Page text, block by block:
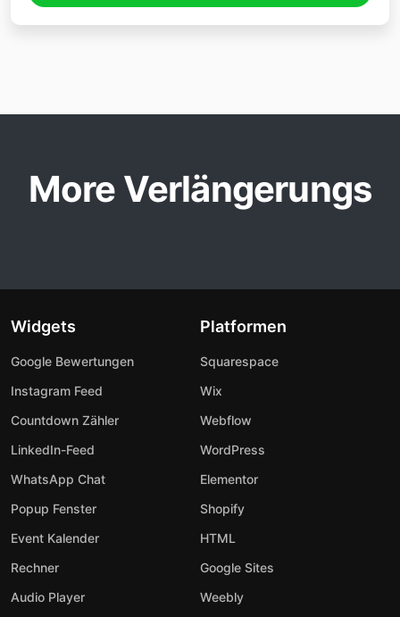
More Verlängerungs
Widgets
Google Bewertungen
Instagram Feed
Countdown Zähler
LinkedIn-Feed
WhatsApp Chat
Popup Fenster
Event Kalender
Rechner
Audio Player
Platformen
Squarespace
Wix
Webflow
WordPress
Elementor
Shopify
HTML
Google Sites
Weebly